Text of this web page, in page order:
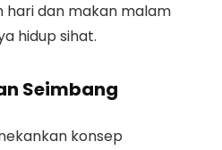
hari dan makan malam
hidup sihat.
Seimbang
konsep